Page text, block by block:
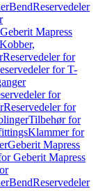
BendReservedeler
Geberit Mapress
Reservedeler for
for T-
for
Reservedeler for
Tilbehør for
Klammer for
Geberit Mapress
Geberit Mapress
BendReservedeler